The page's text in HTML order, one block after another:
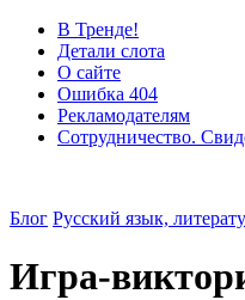
В Тренде!
Детали слота
О сайте
Ошибка 404
Рекламодателям
Сотрудничество.
Блог Русский язык,
Игра-